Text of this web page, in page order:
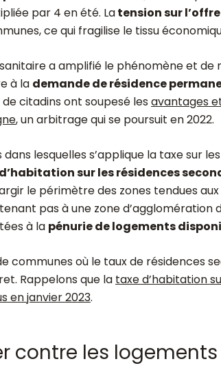
par 4 en été. Latension sur
ce qui fragilise le tissu
a amplifié le phénomène et
à la demande de résidence
citadins ont soupesé lesavantages
, un arbitrage qui se poursuit en 2022.
dans lesquelles s’applique la taxe sur
sur les résidences
le périmètre des zones tendues
pas à une zone d’agglomération
à la pénurie de logements
communes où le taux de résidences
Rappelons que la taxe d’habitation
en janvier 2023.
contre les